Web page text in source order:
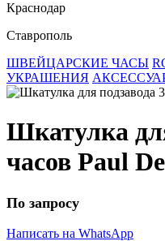
Краснодар
Ставрополь
ШВЕЙЦАРСКИЕ ЧАСЫ
УКРАШЕНИЯ
Шкатулка
часов Paul
По запросу
Написать на WhatsApp